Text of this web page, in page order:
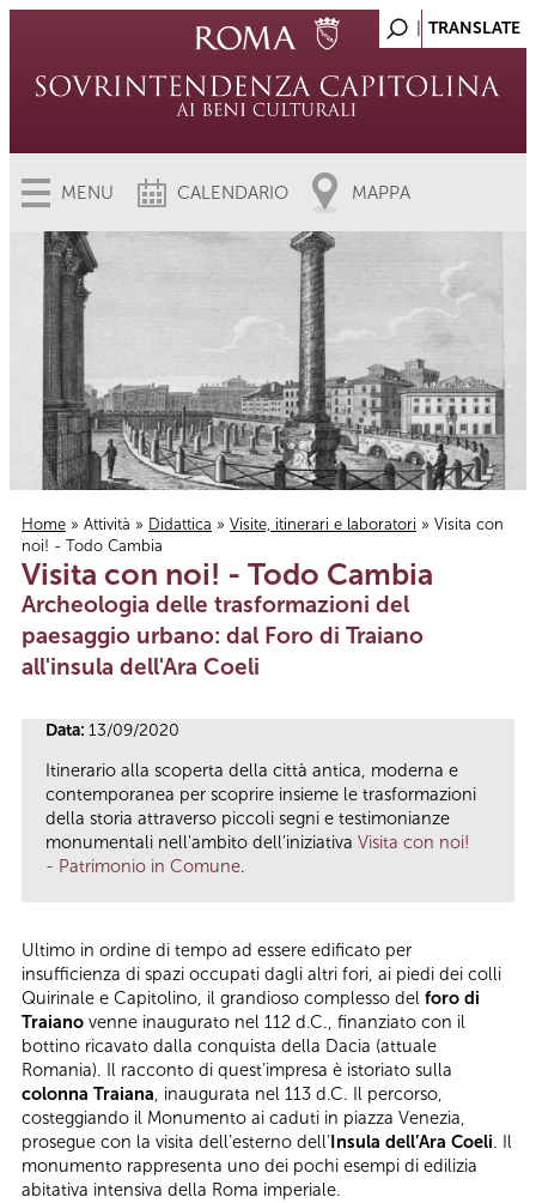
MENU CALENDARIO MAPPA
Tu sei qui
Home » Attività » Didattica » Visite, itinerari e laboratori » Visita con
noi! - Todo Cambia
Visita con noi! - Todo Cambia
Archeologia delle trasformazioni del
paesaggio urbano: dal Foro di Traiano
all'insula dell'Ara Coeli
Data: 13/09/2020
Itinerario alla scoperta della città antica, moderna e
contemporanea per scoprire insieme le trasformazioni
della storia attraverso piccoli segni e testimonianze
monumentali nell'ambito dell'iniziativa Visita con noi!
- Patrimonio in Comune.
Ultimo in ordine di tempo ad essere edificato per
insufficienza di spazi occupati dagli altri fori, ai piedi dei colli
Quirinale e Capitolino, il grandioso complesso del foro di
Traiano venne inaugurato nel 112 d.C., finanziato con il
bottino ricavato dalla conquista della Dacia (attuale
Romania). Il racconto di quest’impresa è istoriato sulla
colonna Traiana, inaugurata nel 113 d.C. Il percorso,
costeggiando il Monumento ai caduti in piazza Venezia,
prosegue con la visita dell’esterno dell’Insula dell’Ara Coeli. Il
monumento rappresenta uno dei pochi esempi di edilizia
abitativa intensiva della Roma imperiale.